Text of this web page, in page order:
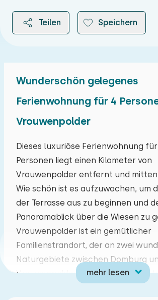
Teilen Speichern
Wunderschön gelegenes
Ferienwohnung für 4
Vrouwenpolder
Dieses luxuriöse Ferienwohnung
Personen liegt einen Kilometer von
Vrouwenpolder entfernt und mitten
Wie schön ist es aufzuwachen, um
der Terrasse aus zu beginnen und
Panoramablick über die Wiesen zu
Vrouwenpolder ist ein gemütlicher
Familienstrandort, der an zwei
Naturgebiete zwischen Domburg
Vrouwenpolder angrenzt: der
mehr lesen
August 2026
Mo Di Mi Do Fr
27 28 29 30 31
03 04 05 06 07
10 11 12 13 14
17 18 19 20 21